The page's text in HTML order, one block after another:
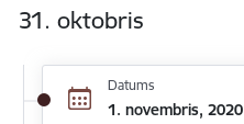
31. oktobris
Datums
1. novembris, 2020